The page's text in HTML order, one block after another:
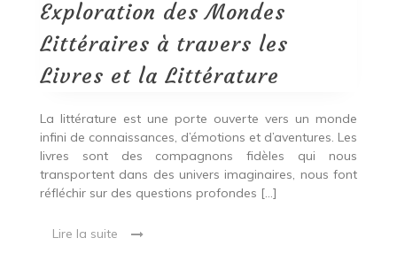
travers
les
Livres
et
Littérature
Exploration des Mondes
Littéraires à travers les
Livres et la Littérature
La littérature est une porte ouverte vers un monde
infini de connaissances, d’émotions et d’aventures. Les
livres sont des compagnons fidèles qui nous
transportent dans des univers imaginaires, nous font
réfléchir sur des questions profondes […]
Lire la suite